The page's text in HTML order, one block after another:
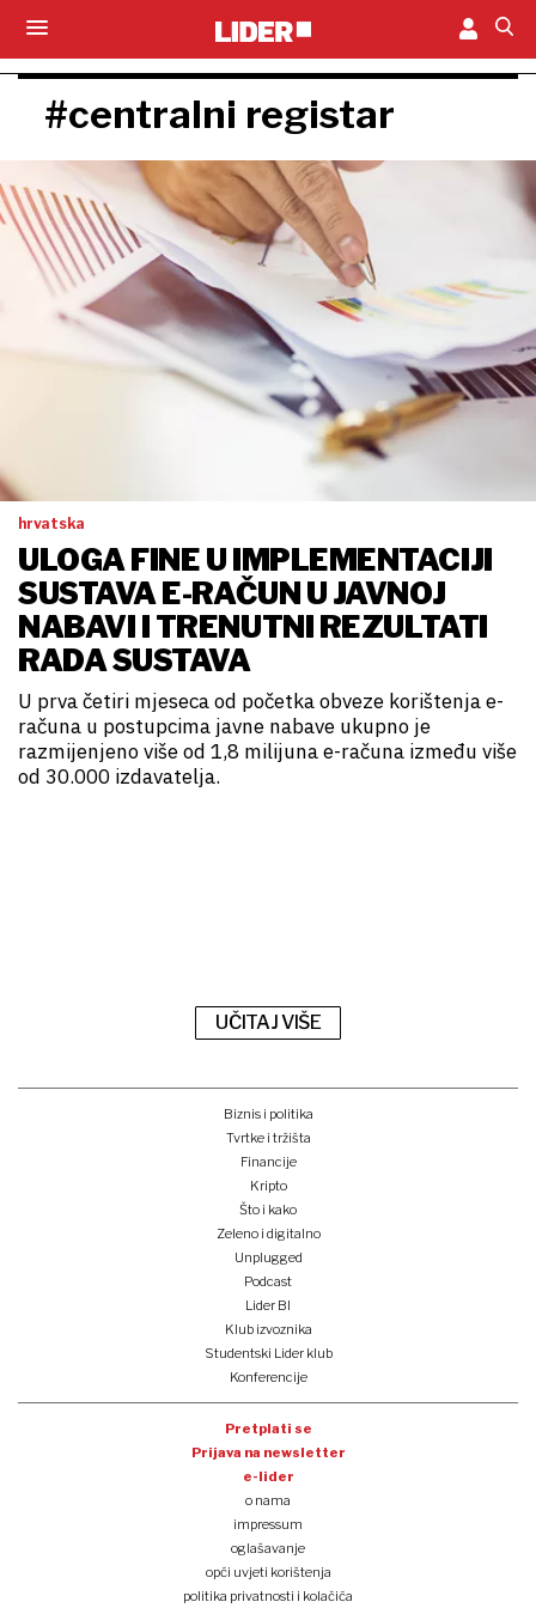
#centralni registar
hrvatska
ULOGA FINE U IMPLEMENTACIJI
SUSTAVA E-RAČUN U JAVNOJ
NABAVI I TRENUTNI REZULTATI
RADA SUSTAVA
U prva četiri mjeseca od početka obveze korištenja e-
računa u postupcima javne nabave ukupno je
razmijenjeno više od 1,8 milijuna e-računa između više
od 30.000 izdavatelja.
UČITAJ VIŠE
Biznis i politika
Tvrtke i tržišta
Financije
Kripto
Što i kako
Zeleno i digitalno
Unplugged
Podcast
Lider BI
Klub izvoznika
Studentski Lider klub
Konferencije
Pretplati se
Prijava na newsletter
e-lider
o nama
impressum
oglašavanje
opći uvjeti korištenja
politika privatnosti i kolačića